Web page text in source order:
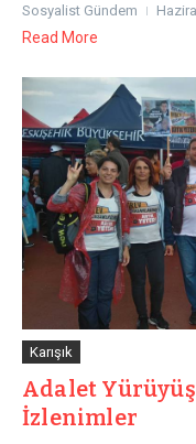
Sosyalist Gündem
Read More
Karışık
Adalet
İzlenimler